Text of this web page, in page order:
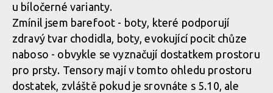
u bíločerné varianty.
Zmínil jsem barefoot - boty, které podporují
zdravý tvar chodidla, boty, evokující pocit chůze
naboso - obvykle se vyznačují dostatkem prostoru
pro prsty. Tensory mají v tomto ohledu prostoru
dostatek, zvláště pokud je srovnáte s 5.10, ale